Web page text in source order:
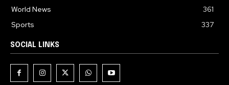
World News
361
Sports
337
SOCIAL LINKS